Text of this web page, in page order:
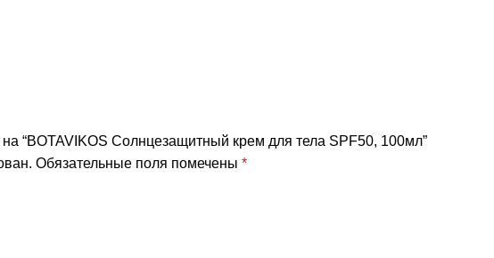
“BOTAVIKOS Солнцезащитный крем для тела SPF50, 100мл”
Обязательные поля помечены *